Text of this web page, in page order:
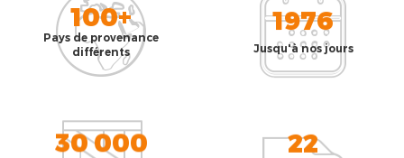
100+
Pays de provenance
différents
1976
Jusqu'à nos jours
30 000 22